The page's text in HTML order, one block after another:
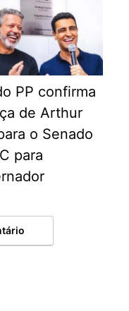
PP confirma
de Arthur
o Senado
para